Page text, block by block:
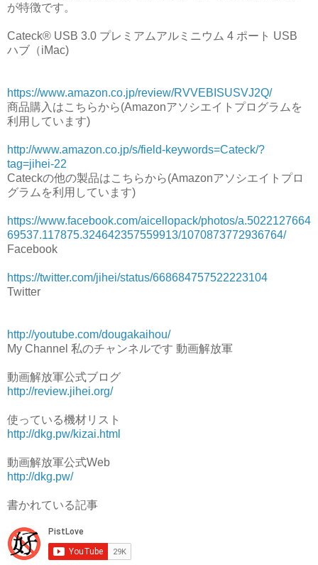
が特徴です。
Cateck® USB 3.0 プレミアムアルミニウム 4 ポート USB
ハブ（iMac)
https://www.amazon.co.jp/review/RVVEBISUSVJ2Q/
商品購入はこちらから(Amazonアソシエイトプログラムを
利用しています)
http://www.amazon.co.jp/s/field-keywords=Cateck/?
tag=jihei-22
Cateckの他の製品はこちらから(Amazonアソシエイトプロ
グラムを利用しています)
https://www.facebook.com/aicellopack/photos/a.5022127664
69537.117875.324642357559913/1070873772936764/
Facebook
https://twitter.com/jihei/status/668684757522223104
Twitter
http://youtube.com/dougakaihou/
My Channel 私のチャンネルです 動画解放軍
動画解放軍公式ブログ
http://review.jihei.org/
使っている機材リスト
http://dkg.pw/kizai.html
動画解放軍公式Web
http://dkg.pw/
書かれている記事